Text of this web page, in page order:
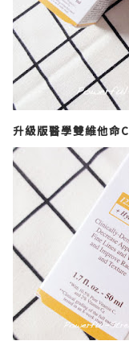
升級版醫學雙維他命C